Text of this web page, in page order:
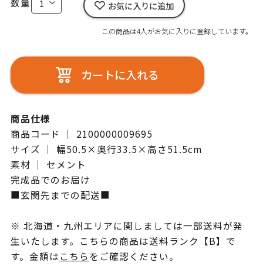
数量 お気に入りに追加
この商品は4人がお気に入りに登録しています。
カートに入れる
商品仕様
商品コード ｜ 2100000009695
サイズ ｜ 幅50.5×奥行33.5×高さ51.5cm
素材 ｜ セメント
完成品でのお届け
■玄関先までの配送■
※ 北海道・九州エリアに関しましては一部送料が発
生いたします。こちらの商品は送料ランク【B】で
す。金額はこちらをご確認ください。